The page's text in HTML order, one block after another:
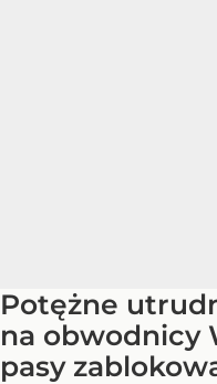
Potężne
na obwodnicy
pasy